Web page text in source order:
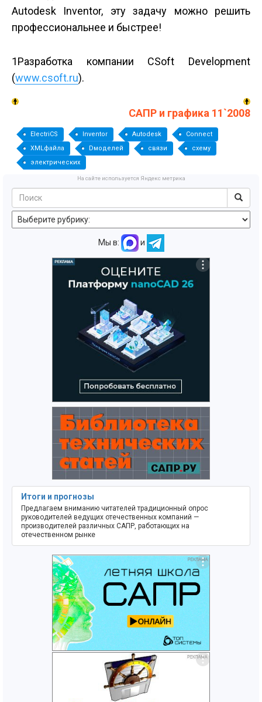
Autodesk Inventor, эту задачу можно решить
профессиональнее и быстрее!
1Разработка компании CSoft Development
(www.csoft.ru).
САПР и графика 11`2008
ElectriCS Inventor Autodesk
Connect
XMLфайла
Dмоделей связи
схему
электрических
На сайте используется Яндекс метрика
Мы в: и
Итоги и прогнозы
Предлагаем вниманию читателей традиционный опрос
руководителей ведущих отечественных компаний —
производителей различных САПР, работающих на
отечественном рынке